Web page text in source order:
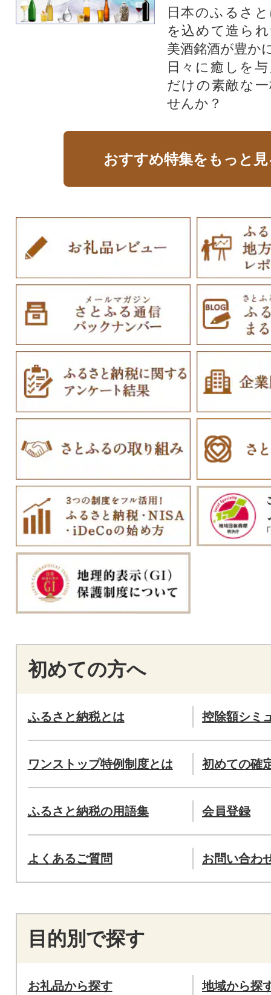
日本のふるさ
を込めて造ら
美酒銘酒が豊か
日々に癒しを
だけの素敵な
せんか？
おすすめ特集をもっと
初めての方へ
ふるさと納税とは 控除額シミ
ワンストップ特例制度とは 初めての確
ふるさと納税の用語集 会員登録
よくあるご質問 お問い合わ
目的別で探す
お礼品から探す 地域から探